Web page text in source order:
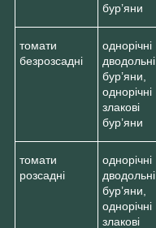
бур’яни
томати
безрозсадні
однорічні
дводольні
бур’яни,
однорічні
злакові
бур’яни
томати
розсадні
однорічні
дводольні
бур’яни,
однорічні
злакові